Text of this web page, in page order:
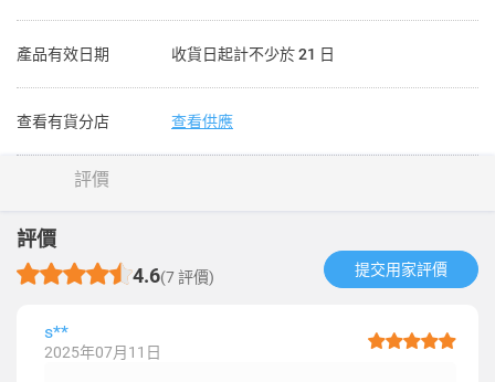
產品有效日期 收貨日起計不少於 21 日
查看有貨分店 查看供應
評價
評價
4.6(7 評價) 提交用家評價​
s**
2025年07月11日